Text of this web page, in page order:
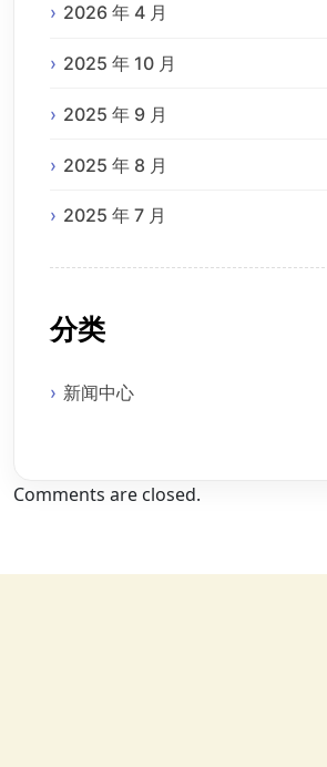
2026 年 4 月
2025 年 10 月
2025 年 9 月
2025 年 8 月
2025 年 7 月
分类
新闻中心
Comments are closed.